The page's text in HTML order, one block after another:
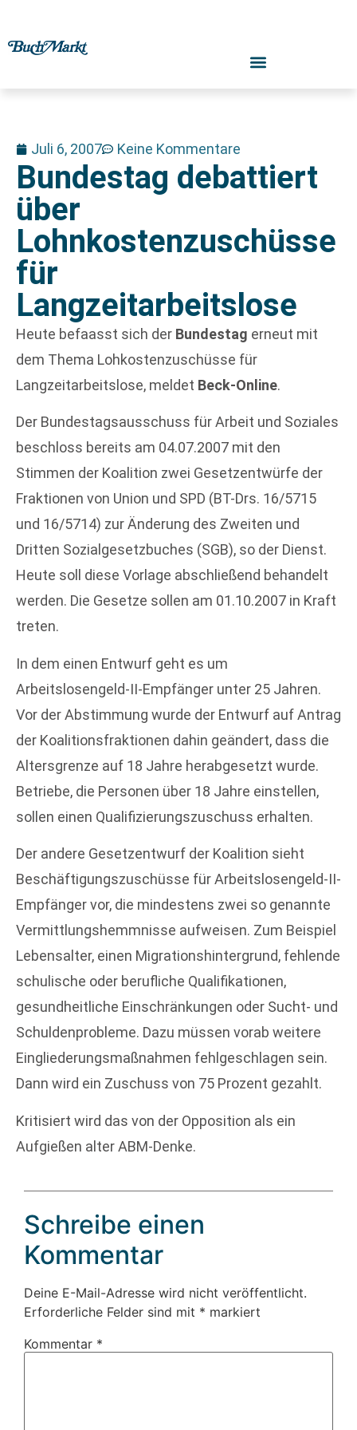
Juli 6, 2007 Keine Kommentare
Bundestag debattiert
über
Lohnkostenzuschüsse
für
Langzeitarbeitslose
Heute befaasst sich der Bundestag erneut mit
dem Thema Lohkostenzuschüsse für
Langzeitarbeitslose, meldet Beck-Online.
Der Bundestagsausschuss für Arbeit und Soziales
beschloss bereits am 04.07.2007 mit den
Stimmen der Koalition zwei Gesetzentwürfe der
Fraktionen von Union und SPD (BT-Drs. 16/5715
und 16/5714) zur Änderung des Zweiten und
Dritten Sozialgesetzbuches (SGB), so der Dienst.
Heute soll diese Vorlage abschließend behandelt
werden. Die Gesetze sollen am 01.10.2007 in Kraft
treten.
In dem einen Entwurf geht es um
Arbeitslosengeld-II-Empfänger unter 25 Jahren.
Vor der Abstimmung wurde der Entwurf auf Antrag
der Koalitionsfraktionen dahin geändert, dass die
Altersgrenze auf 18 Jahre herabgesetzt wurde.
Betriebe, die Personen über 18 Jahre einstellen,
sollen einen Qualifizierungszuschuss erhalten.
Der andere Gesetzentwurf der Koalition sieht
Beschäftigungszuschüsse für Arbeitslosengeld-II-
Empfänger vor, die mindestens zwei so genannte
Vermittlungshemmnisse aufweisen. Zum Beispiel
Lebensalter, einen Migrationshintergrund, fehlende
schulische oder berufliche Qualifikationen,
gesundheitliche Einschränkungen oder Sucht- und
Schuldenprobleme. Dazu müssen vorab weitere
Eingliederungsmaßnahmen fehlgeschlagen sein.
Dann wird ein Zuschuss von 75 Prozent gezahlt.
Kritisiert wird das von der Opposition als ein
Aufgießen alter ABM-Denke.
Schreibe einen
Kommentar
Deine E-Mail-Adresse wird nicht veröffentlicht.
Erforderliche Felder sind mit * markiert
Kommentar *